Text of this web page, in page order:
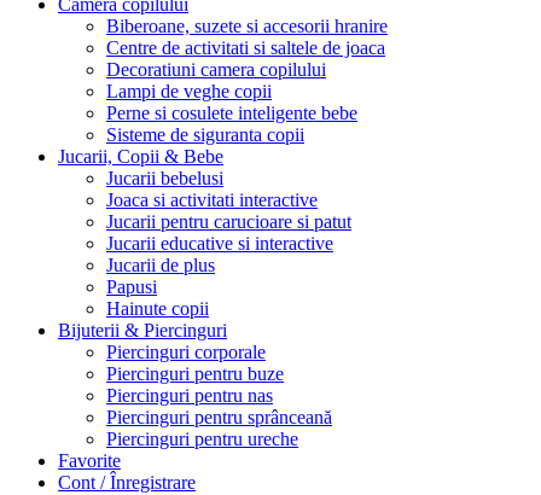
Camera copilului
Biberoane, suzete si accesorii hranire
Centre de activitati si saltele de joaca
Decoratiuni camera copilului
Lampi de veghe copii
Perne si cosulete inteligente bebe
Sisteme de siguranta copii
Jucarii, Copii & Bebe
Jucarii bebelusi
Joaca si activitati interactive
Jucarii pentru carucioare si patut
Jucarii educative si interactive
Jucarii de plus
Papusi
Hainute copii
Bijuterii & Piercinguri
Piercinguri corporale
Piercinguri pentru buze
Piercinguri pentru nas
Piercinguri pentru sprânceană
Piercinguri pentru ureche
Favorite
Cont / Înregistrare